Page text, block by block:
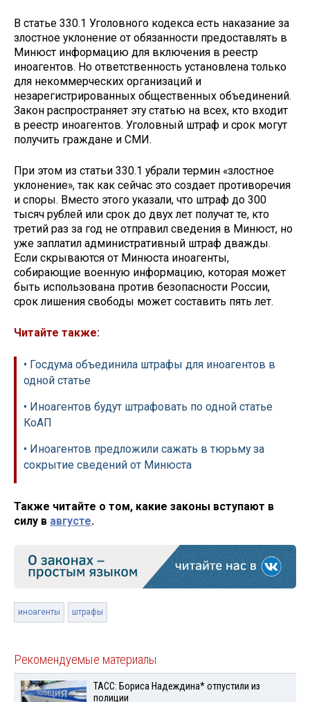
В статье 330.1 Уголовного кодекса есть наказание за
злостное уклонение от обязанности предоставлять в
Минюст информацию для включения в реестр
иноагентов. Но ответственность установлена только
для некоммерческих организаций и
незарегистрированных общественных объединений.
Закон распространяет эту статью на всех, кто входит
в реестр иноагентов. Уголовный штраф и срок могут
получить граждане и СМИ.
При этом из статьи 330.1 убрали термин «злостное
уклонение», так как сейчас это создает противоречия
и споры. Вместо этого указали, что штраф до 300
тысяч рублей или срок до двух лет получат те, кто
третий раз за год не отправил сведения в Минюст, но
уже заплатил административный штраф дважды.
Если скрываются от Минюста иноагенты,
собирающие военную информацию, которая может
быть использована против безопасности России,
срок лишения свободы может составить пять лет.
Читайте также:
• Госдума объединила штрафы для иноагентов в
одной статье
• Иноагентов будут штрафовать по одной статье
КоАП
• Иноагентов предложили сажать в тюрьму за
сокрытие сведений от Минюста
Также читайте о том, какие законы вступают в
силу в августе.
иноагенты штрафы
Рекомендуемые материалы
ТАСС: Бориса Надеждина* отпустили из
полиции